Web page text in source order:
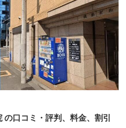
口コミ・評判、料金、割引